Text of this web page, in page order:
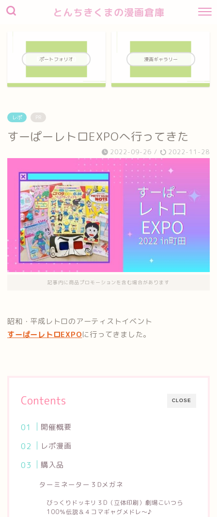
とんちきくまの漫画倉庫
ポートフォリオ 漫画ギャラリー
レポ PR
すーぱーレトロEXPOへ行ってきた
2022-09-26 / 2022-11-28
記事内に商品プロモーションを含む場合があります
昭和・平成レトロのアーティストイベント
すーぱーレトロEXPOに行ってきました。
CLOSE
Contents
開催概要
レポ漫画
購入品
ターミネーター３Dメガネ
びっくりドッキリ３D（立体印刷）劇場こいつら
100％伝説＆４コマギャグメドレ～♪